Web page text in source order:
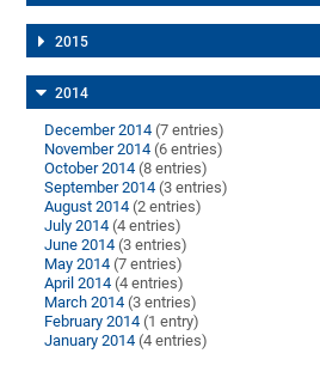
2015
2014
December 2014 (7 entries)
November 2014 (6 entries)
October 2014 (8 entries)
September 2014 (3 entries)
August 2014 (2 entries)
July 2014 (4 entries)
June 2014 (3 entries)
May 2014 (7 entries)
April 2014 (4 entries)
March 2014 (3 entries)
February 2014 (1 entry)
January 2014 (4 entries)